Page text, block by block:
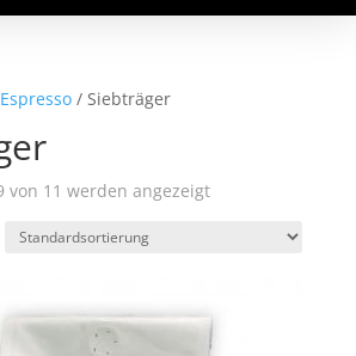
/ Siebträger
von 11 werden angezeigt